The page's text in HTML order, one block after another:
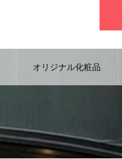
オリジナル化粧品